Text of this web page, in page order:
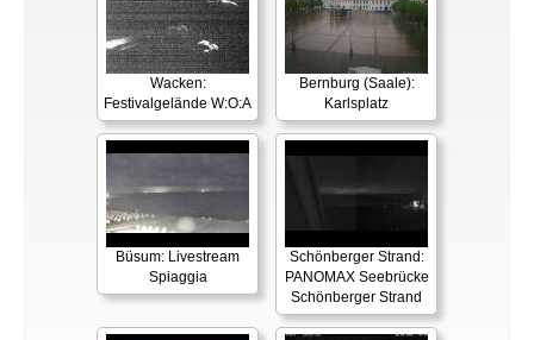
Wacken:
Festivalgelände W:O:A
Bernburg (Saale):
Karlsplatz
Büsum: Livestream
Spiaggia
Schönberger Strand:
PANOMAX Seebrücke
Schönberger Strand